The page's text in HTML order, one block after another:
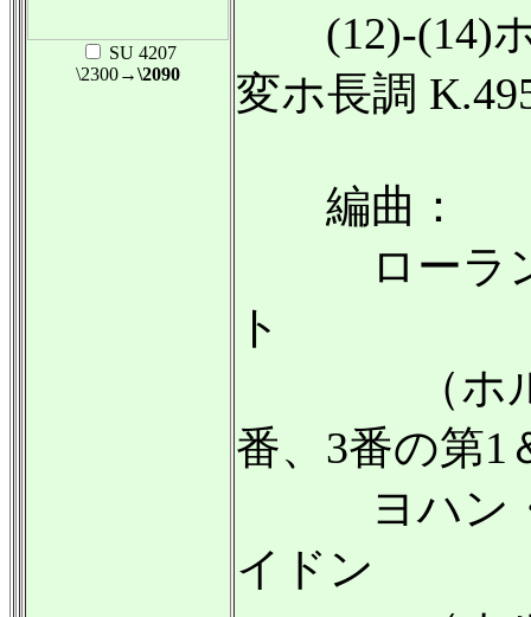
SU 4207
\2300→\2090
(12)-(14)ホ
変ホ長調
編曲：
ローラン
ト
（ホルン
番、3番の第1
ヨハン・
イドン